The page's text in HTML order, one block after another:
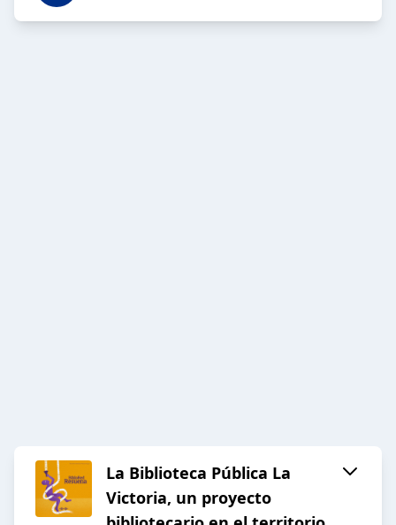
La Biblioteca Pública La
Victoria, un proyecto